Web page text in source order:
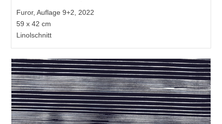
Furor, Auflage 9+2, 2022
59 x 42 cm
Linolschnitt